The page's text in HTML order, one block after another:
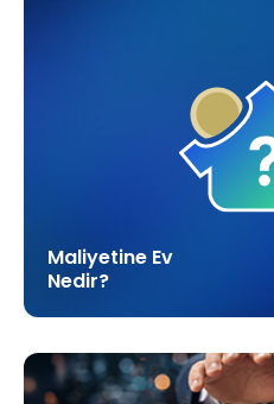
Maliyetine Ev
Nedir?